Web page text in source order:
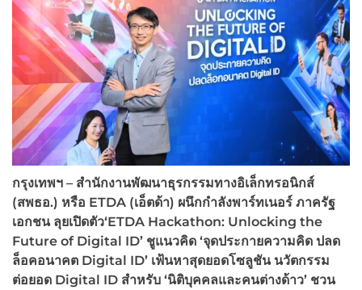
กรุงเทพฯ – สำนักงานพัฒนาธุรกรรมทางอิเล็กทรอนิกส์
(สพธอ.) หรือ ETDA (เอ็ตด้า) ผนึกกำลังพาร์ทเนอร์ ภาครัฐ
เอกชน ลุยเปิดตัว‘ETDA Hackathon: Unlocking the
Future of Digital ID’ ชูแนวคิด ‘จุดประกายความคิด ปลด
ล็อคอนาคต Digital ID’ เฟ้นหาสุดยอดโซลูชัน นวัตกรรม
ต่อยอด Digital ID สำหรับ ‘นิติบุคคลและคนต่างด้าว’ ชวน